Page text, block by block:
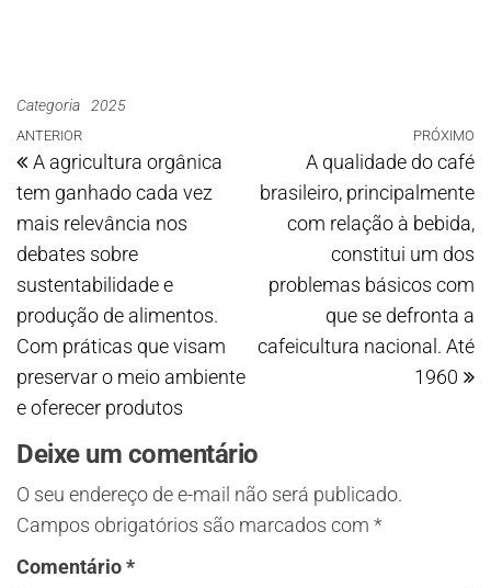
Categoria 2025
ANTERIOR
A agricultura orgânica
tem ganhado cada vez
mais relevância nos
debates sobre
sustentabilidade e
produção de alimentos.
Com práticas que visam
preservar o meio ambiente
e oferecer produtos
PRÓXIMO
A qualidade do café
brasileiro, principalmente
com relação à bebida,
constitui um dos
problemas básicos com
que se defronta a
cafeicultura nacional. Até
1960
Deixe um comentário
O seu endereço de e-mail não será publicado.
Campos obrigatórios são marcados com *
Comentário*